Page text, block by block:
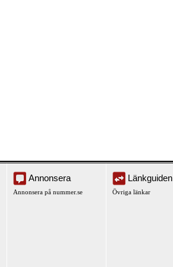
Annonsera
Annonsera på nummer.se
Länkguiden
Övriga länkar